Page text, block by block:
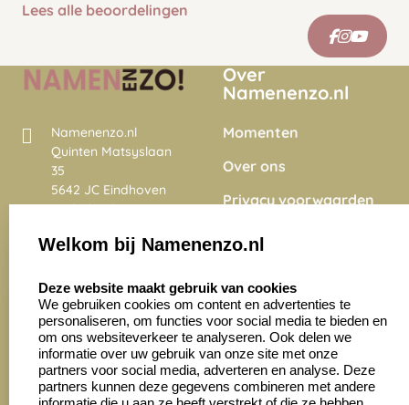
Lees alle beoordelingen
Namenenzo.nl
Quinten Matsyslaan
35
5642 JC Eindhoven
Nederland
4028 beoordelingen
Over
Namenenzo.nl
Momenten
Over ons
Privacy voorwaarden
Onze vacatures
Zakelijk:
Aanvraag op maat
Klantenservice:
Contact opnemen
Welkom bij Namenenzo.nl
Deze website maakt gebruik van cookies
We gebruiken cookies om content en advertenties te
personaliseren, om functies voor social media te bieden en
om ons websiteverkeer te analyseren. Ook delen we
informatie over uw gebruik van onze site met onze
partners voor social media, adverteren en analyse. Deze
partners kunnen deze gegevens combineren met andere